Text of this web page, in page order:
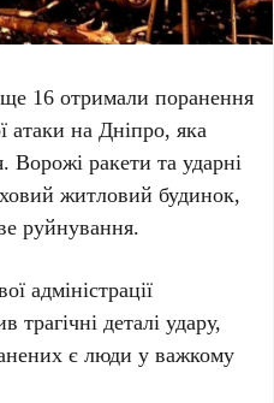
16 отримали поранення
атаки наДніпро, яка
. Ворожі ракети та ударні
житловий будинок,
руйнування.
адміністрації
трагічні деталі удару,
є люди у важкому